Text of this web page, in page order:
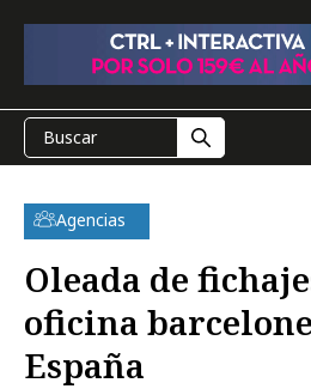
Agencias
Oleada de
oficina
España